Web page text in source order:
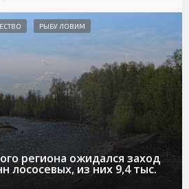
региона ожидался заход
лососевых, из них 9,4 тыс.
РЫБУ ЛОВИМ